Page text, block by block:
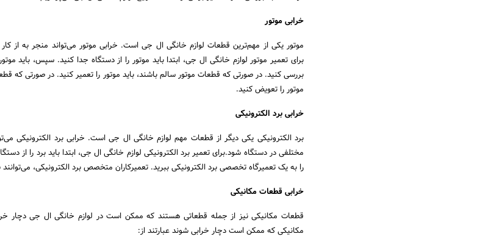
خرابی موتور
موتور یکی از مهم‌ترین قطعات لوازم خانگی ال جی است. خرابی موتور می‌تواند منجر به از
برای تعمیر موتور لوازم خانگی ال جی، ابتدا باید موتور را از دستگاه جدا کنید. سپس، باید
بررسی کنید. در صورتی که قطعات موتور سالم باشند، باید موتور را تعمیر کنید. در صورتی که
موتور را تعویض کنید.
خرابی برد الکترونیکی
برد الکترونیکی یکی دیگر از قطعات مهم لوازم خانگی ال جی است. خرابی برد الکترونیکی
مختلفی در دستگاه شود.برای تعمیر برد الکترونیکی لوازم خانگی ال جی، ابتدا باید برد را از
را به یک تعمیرگاه تخصصی برد الکترونیکی ببرید. تعمیرکاران متخصص برد الکترونیکی، می‌توانند
خرابی قطعات مکانیکی
قطعات مکانیکی نیز از جمله قطعاتی هستند که ممکن است در لوازم خانگی ال جی دچار
مکانیکی که ممکن است دچار خرابی شوند عبارتند از: